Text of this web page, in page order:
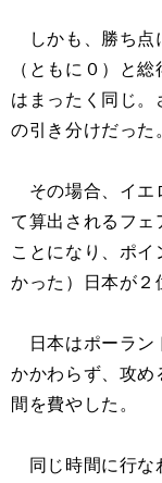
しかも、勝ち点
（ともに０）と
はまったく同じ。
の引き分けだった。
その場合、イエ
て算出されるフェ
ことになり、ポ
かった）日本が２
日本はポーラン
かかわらず、攻
間を費やした。
同じ時間に行な